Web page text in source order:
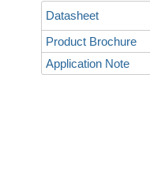
Datasheet
Product Brochure
Application Note